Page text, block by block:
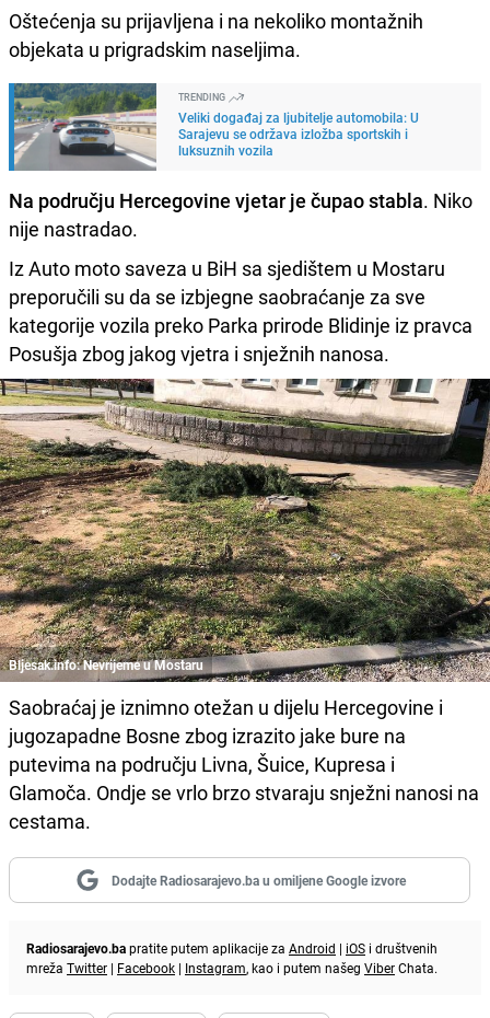
Oštećenja su prijavljena i na nekoliko montažnih
objekata u prigradskim naseljima.
TRENDING
Veliki događaj za ljubitelje automobila: U
Sarajevu se održava izložba sportskih i
luksuznih vozila
Na području Hercegovine vjetar je čupao stabla. Niko
nije nastradao.
Iz Auto moto saveza u BiH sa sjedištem u Mostaru
preporučili su da se izbjegne saobraćanje za sve
kategorije vozila preko Parka prirode Blidinje iz pravca
Posušja zbog jakog vjetra i snježnih nanosa.
Bljesak.info: Nevrijeme u Mostaru
Saobraćaj je iznimno otežan u dijelu Hercegovine i
jugozapadne Bosne zbog izrazito jake bure na
putevima na području Livna, Šuice, Kupresa i
Glamoča. Ondje se vrlo brzo stvaraju snježni nanosi na
cestama.
Dodajte Radiosarajevo.ba u omiljene Google izvore
Radiosarajevo.bapratite putem aplikacije za Android | iOS i društvenih
mreža Twitter | Facebook | Instagram, kao i putem našeg ViberChata.